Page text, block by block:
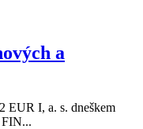
a
EUR I, a. s. dneškem
FIN...